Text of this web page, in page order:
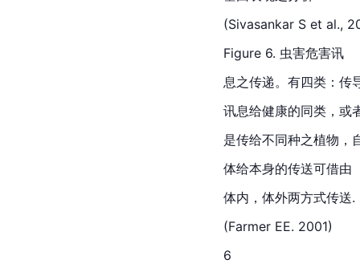
(Sivasankar S et al.,
Figure 6. 虫害危害讯
息之传递。有四类：传
讯息给健康的同类，或
是传给不同种之植物，
体给本身的传送可借由
体内，体外两方式传送.
(Farmer EE. 2001)
6